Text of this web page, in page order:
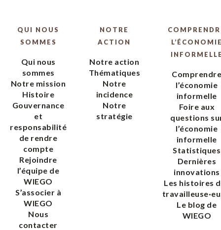
QUI NOUS
SOMMES
Qui nous
sommes
Notre mission
Histoire
Gouvernance
et
responsabilité
de rendre
compte
Rejoindre
l’équipe de
WIEGO
S’associer à
WIEGO
Nous
contacter
NOTRE
ACTION
Notre action
Thématiques
Notre
incidence
Notre
stratégie
l’économie
informelle
Foire aux
questions
l’économie
informelle
Statistiques
Dernières
innovations
Les histoires
Le blog de
WIEGO